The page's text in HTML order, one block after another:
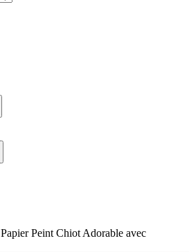
Papier Peint Chiot Adorable avec